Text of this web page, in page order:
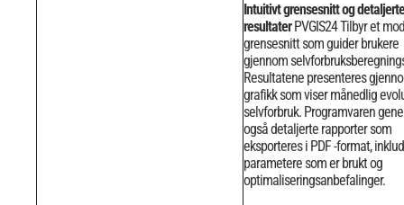
Intuitivt grensesnitt og detaljerte
resultaterPVGIS24 Tilbyr et
grensesnitt som guider brukere
gjennom
Resultatene presenteres
grafikk som viser månedlig
selvforbruk. Programvaren
også detaljerte rapporter som
eksporteres i PDF -format,
parametere som er brukt og
optimaliseringsanbefalinger.